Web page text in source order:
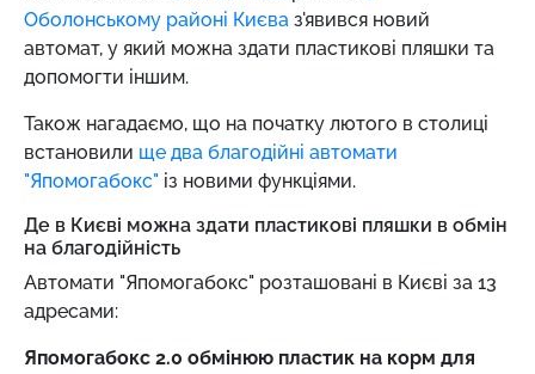
Оболонському районі Києва з'явився новий
автомат, у який можна здати пластикові пляшки та
допомогти іншим.
Також нагадаємо, що на початку лютого в столиці
встановили ще два благодійні автомати
"Япомогабокс" із новими функціями.
Де в Києві можна здати пластикові пляшки в обмін
на благодійність
Автомати "Япомогабокс" розташовані в Києві за 13
адресами:
Япомогабокс 2.0 обмінюю пластик на корм для